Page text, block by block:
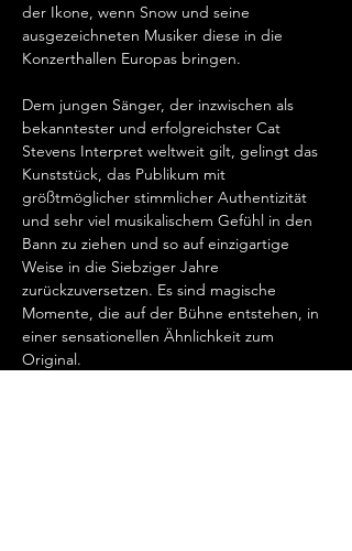
der Ikone, wenn Snow und seine
ausgezeichneten Musiker diese in die
Konzerthallen Europas bringen.
Dem jungen Sänger, der inzwischen als
bekanntester und erfolgreichster Cat
Stevens Interpret weltweit gilt, gelingt das
Kunststück, das Publikum mit
größtmöglicher stimmlicher Authentizität
und sehr viel musikalischem Gefühl in den
Bann zu ziehen und so auf einzigartige
Weise in die Siebziger Jahre
zurückzuversetzen. Es sind magische
Momente, die auf der Bühne entstehen, in
einer sensationellen Ähnlichkeit zum
Original.